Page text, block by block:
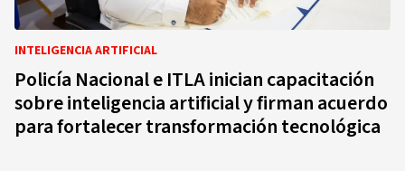
INTELIGENCIA ARTIFICIAL
Policía Nacional e ITLA inician capacitación
sobre inteligencia artificial y firman acuerdo
para fortalecer transformación tecnológica